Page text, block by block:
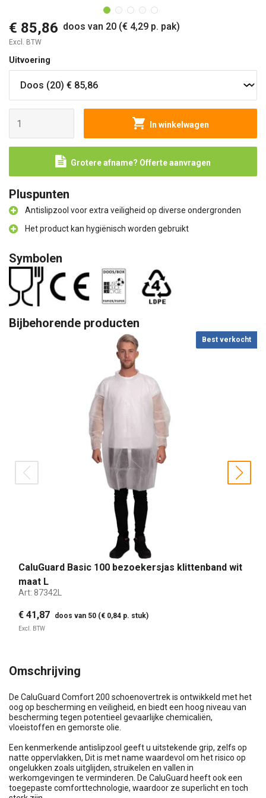
€ 85,86 doos van 20 (€ 4,29 p. pak)
Excl. BTW
Uitvoering
In winkelwagen
Grotere afname? Offerte aanvragen
Pluspunten
Antislipzool voor extra veiligheid op diverse ondergronden
Het product kan hygiënisch worden gebruikt
Symbolen
Bijbehorende producten
Best verkocht
CaluGuard Basic 100 bezoekersjas klittenband wit
maat L
Art: 87342L
€ 41,87 doos van 50 (€ 0,84 p. stuk)
Excl. BTW
prev next
Omschrijving
De CaluGuard Comfort 200 schoenovertrek is ontwikkeld met het
oog op bescherming en veiligheid, en biedt een hoog niveau van
bescherming tegen potentieel gevaarlijke chemicaliën,
vloeistoffen en gemorste olie.
Een kenmerkende antislipzool geeft u uitstekende grip, zelfs op
natte oppervlakken, Dit is met name waardevol om het risico op
ongelukken zoals uitglijden, struikelen en vallen in
werkomgevingen te verminderen. De CaluGuard heeft ook een
toegepaste comforttechnologie, waardoor ze superlicht en toch